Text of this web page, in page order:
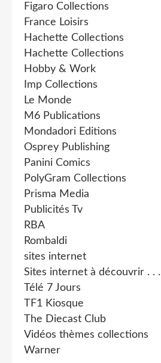
Figaro Collections
France Loisirs
Hachette Collections
Hachette Collections
Hobby & Work
Imp Collections
Le Monde
M6 Publications
Mondadori Editions
Osprey Publishing
Panini Comics
PolyGram Collections
Prisma Media
Publicités Tv
RBA
Rombaldi
sites internet
Sites internet à découvrir . . .
Télé 7 Jours
TF1 Kiosque
The Diecast Club
Vidéos thèmes collections
Warner